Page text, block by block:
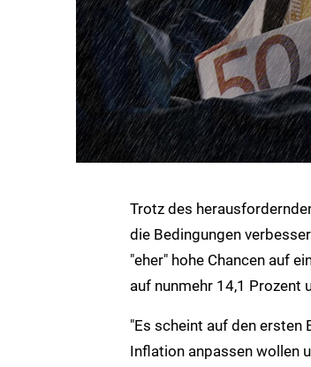
Trotz des
die Bedingungen
"eher" hohe Chancen auf
auf nunmehr 14,1 Prozent
"Es scheint auf den ersten
Inflation anpassen wollen